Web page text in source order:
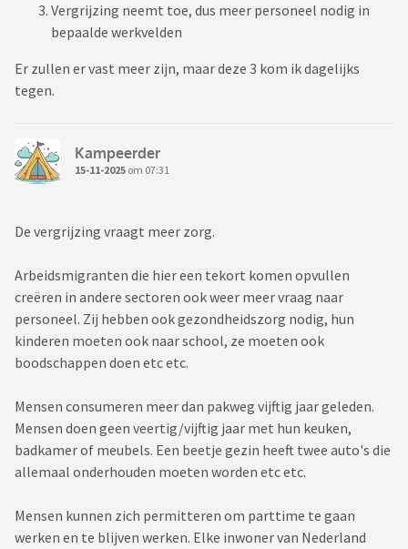
Vergrijzing neemt toe, dus meer personeel nodig in
bepaalde werkvelden
Er zullen er vast meer zijn, maar deze 3 kom ik dagelijks
tegen.
Kampeerder
15-11-2025 om 07:31
De vergrijzing vraagt meer zorg.
Arbeidsmigranten die hier een tekort komen opvullen
creëren in andere sectoren ook weer meer vraag naar
personeel. Zij hebben ook gezondheidszorg nodig, hun
kinderen moeten ook naar school, ze moeten ook
boodschappen doen etc etc.
Mensen consumeren meer dan pakweg vijftig jaar geleden.
Mensen doen geen veertig/vijftig jaar met hun keuken,
badkamer of meubels. Een beetje gezin heeft twee auto's die
allemaal onderhouden moeten worden etc etc.
Mensen kunnen zich permitteren om parttime te gaan
werken en te blijven werken. Elke inwoner van Nederland